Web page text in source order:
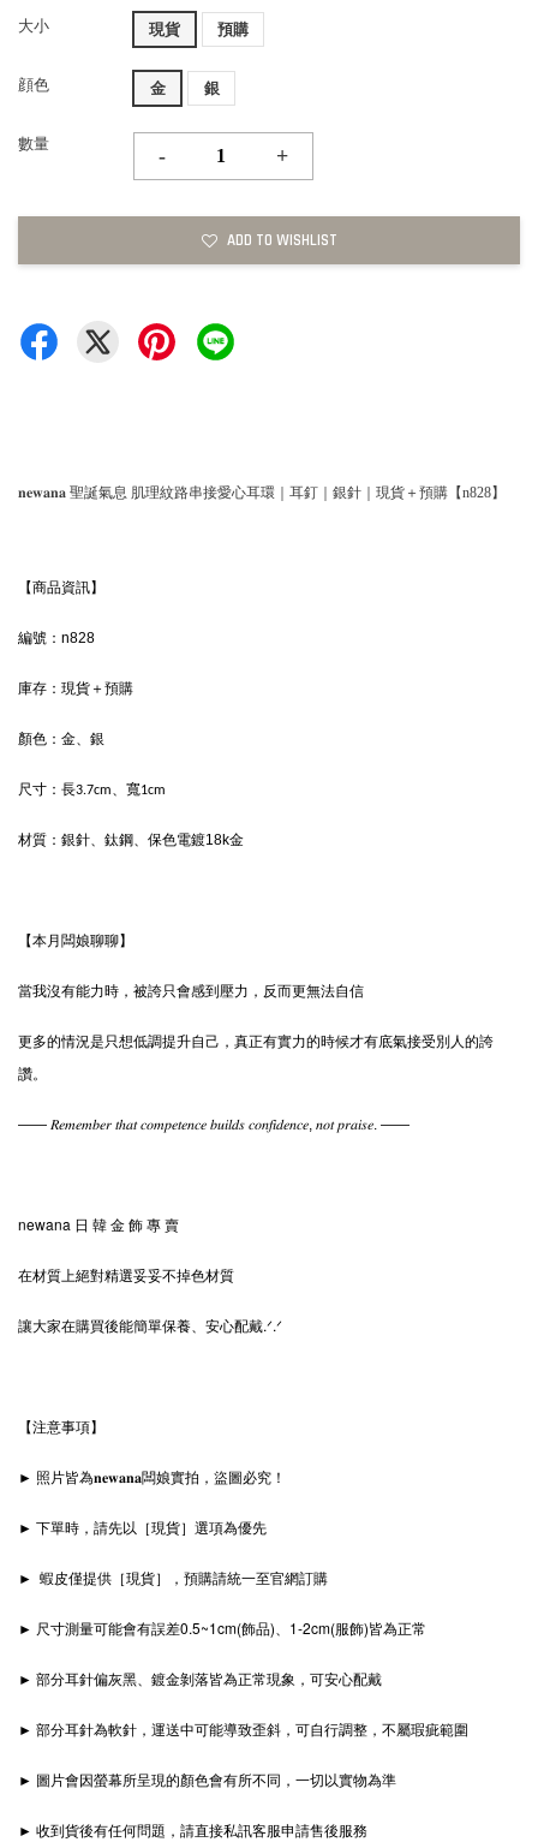
大小 現貨 預購
顔色 金 銀
數量
- +
ADD TO WISHLIST
𝐧𝐞𝐰𝐚𝐧𝐚 聖誕氣息 肌理紋路串接愛心耳環｜耳釘｜銀針｜現貨＋預購【n828】
【商品資訊】
編號：n828
庫存：現貨＋預購
顏色： 金、銀
尺寸： 長3.7cm、寬1cm
材質： 銀針、鈦鋼、保色電鍍18k金
【本月闆娘聊聊】
當我沒有能力時，被誇只會感到壓力，反而更無法自信
更多的情況是只想低調提升自己，真正有實力的時候才有底氣接受別人的誇
讚。
—— 𝑅𝑒𝑚𝑒𝑚𝑏𝑒𝑟 𝑡ℎ𝑎𝑡 𝑐𝑜𝑚𝑝𝑒𝑡𝑒𝑛𝑐𝑒 𝑏𝑢𝑖𝑙𝑑𝑠 𝑐𝑜𝑛𝑓𝑖𝑑𝑒𝑛𝑐𝑒, 𝑛𝑜𝑡 𝑝𝑟𝑎𝑖𝑠𝑒. ——
newana 日 韓 金 飾 專 賣
在材質上絕對精選妥妥不掉色材質
讓大家在購買後能簡單保養、安心配戴.ᐟ‪‪‪.ᐟ
【注意事項】
► 照片皆為𝐧𝐞𝐰𝐚𝐧𝐚闆娘實拍，盜圖必究！
► 下單時，請先以［現貨］選項為優先
► 蝦皮僅提供［現貨］，預購請統一至官網訂購
► 尺寸測量可能會有誤差0.5~1cm(飾品)、1-2cm(服飾)皆為正常
► 部分耳針偏灰黑、鍍金剝落皆為正常現象，可安心配戴
► 部分耳針為軟針，運送中可能導致歪斜，可自行調整，不屬瑕疵範圍
► 圖片會因螢幕所呈現的顏色會有所不同，一切以實物為準
► 收到貨後有任何問題，請直接私訊客服申請售後服務